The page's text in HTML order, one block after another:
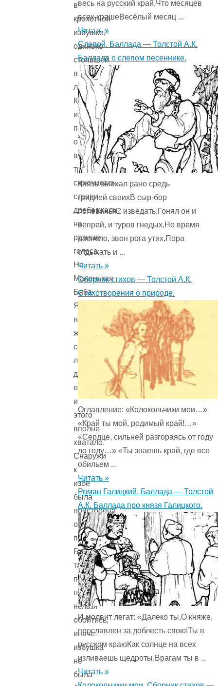
в
крохотной
избушке,
одиноко
стоявшей
в
лесу.
Крыша
избушки
покривилась
от
ветра,
труба
скрючилась,
ставни
дребезжали
на
разные
голоса.
Но
Маленькая
Баба-
Яга
не
желала
себе
лучшего
дома,
ей
и
этого
вполне
хватало.
Снаружи
к
избе
была
пристроена
огромная
печь.
Без
такой
печи
никак
нельзя
обойтись,
иначе
избушка
не
была
весь на русский край,Что месяцев
всех крашеВесёлый месяц ...
Читать »
Слепой. Баллада — Толстой А.К.
Баллада о слепом песеннике.
Князь выехал рано средь
гридней своихВ сыр-бор
полеванья2 изведать;Гонял он и
вепрей, и туров гнедых,Но время
доспело, звон рога утих,Пора
отдыхать и ...
Читать »
Сборник стихов — Толстой А.К.
Стихотворения о природе.
Оглавление: «Колокольчики мои…»
«Край ты мой, родимый край!…»
«Сердце, сильней разгораясь от году
до году…» «Ты знаешь край, где все
обильем ...
Читать »
Роман Галицкий. Баллада — Толстой
А.К. Баллада про князя Галицкого.
И молвит легат: «Далеко ты,О княже,
прославлен за доблесть свою!Ты в
русском краюКак солнце на всех
изливаешь щедроты,Врагам ты в ...
Читать »